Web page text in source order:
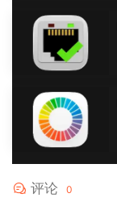
评论 0